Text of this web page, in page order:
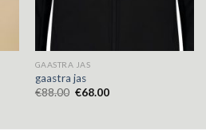
GAASTRA JAS
gaastra jas
€88.00 €68.00